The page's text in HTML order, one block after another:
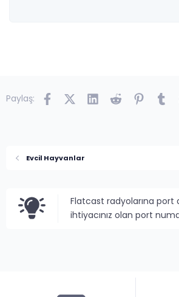
Paylaş: FacebookX (Twitter)
LinkedInReddit
Evcil Hayvanlar
Flatcast radyolarına port
ihtiyacınız olan port